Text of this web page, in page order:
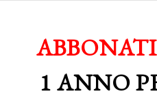
1 ANNO